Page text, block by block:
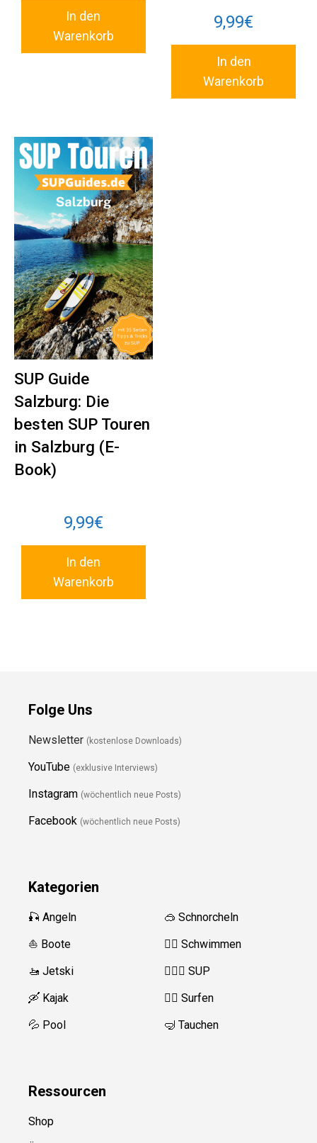
In den
Warenkorb
9,99€
In den
Warenkorb
SUP Guide
Salzburg: Die
besten SUP Touren
in Salzburg (E-
Book)
9,99€
In den
Warenkorb
Folge Uns
Newsletter (kostenlose Downloads)
YouTube (exklusive Interviews)
Instagram (wöchentlich neue Posts)
Facebook (wöchentlich neue Posts)
Kategorien
🎣 Angeln
⛵️ Boote
🚤 Jetski
🛶 Kajak
💦 Pool
🥽 Schnorcheln
🏊‍♂️ Schwimmen
🏄‍♀️🛶 SUP
🏄‍♂️ Surfen
🤿 Tauchen
Ressourcen
Shop